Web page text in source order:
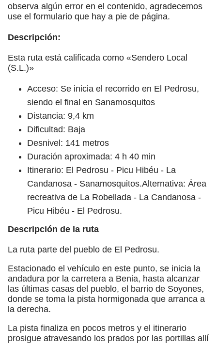
observa algún error en el contenido, agradecemos
use el formulario que hay a pie de página.
Descripción:
Esta ruta está calificada como «Sendero Local
(S.L.)»
Acceso: Se inicia el recorrido en El Pedrosu,
siendo el final en Sanamosquitos
Distancia: 9,4 km
Dificultad: Baja
Desnivel: 141 metros
Duración aproximada: 4 h 40 min
Itinerario: El Pedrosu - Picu Hibéu - La
Candanosa - Sanamosquitos.Alternativa: Área
recreativa de La Robellada - La Candanosa -
Picu Hibéu - El Pedrosu.
Descripción de la ruta
La ruta parte del pueblo de El Pedrosu.
Estacionado el vehículo en este punto, se inicia la
andadura por la carretera a Benia, hasta alcanzar
las últimas casas del pueblo, el barrio de Soyones,
donde se toma la pista hormigonada que arranca a
la derecha.
La pista finaliza en pocos metros y el itinerario
prosigue atravesando los prados por las portillas allí